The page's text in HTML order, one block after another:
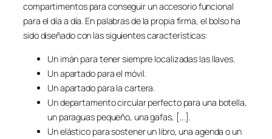
compartimentos para conseguir un accesorio funcional
para el día a día. En palabras de la propia firma, el bolso ha
sido diseñado con las siguientes características:
Un imán para tener siempre localizadas las llaves.
Un apartado para el móvil.
Un apartado para la cartera.
Un departamento circular perfecto para una botella,
un paraguas pequeño, una gafas, […].
Un elástico para sostener un libro, una agenda o un